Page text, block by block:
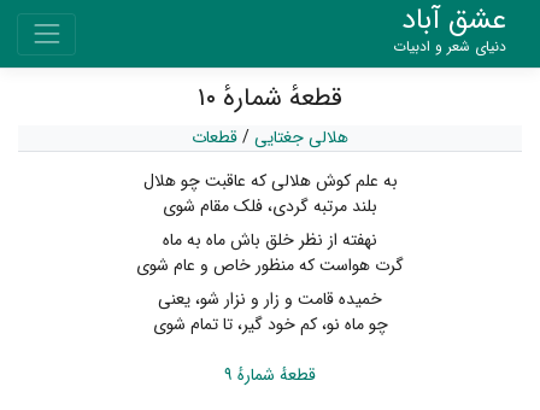
عشق آباد
دنیای شعر و ادبیات
قطعهٔ شمارهٔ ۱۰
هلالی جغتایی/قطعات
به علم کوش هلالی که عاقبت چو هلال
بلند مرتبه گردی، فلک مقام شوی
نهفته از نظر خلق باش ماه به ماه
گرت هواست که منظور خاص و عام شوی
خمیده قامت و زار و نزار شو، یعنی
چو ماه نو، کم خود گیر، تا تمام شوی
قطعهٔ شمارهٔ ۹